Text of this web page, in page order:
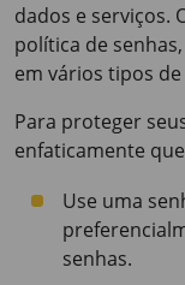
dados e serviços.
política de
em vários tipos
Para proteger
enfaticamente
Use uma
senhas.